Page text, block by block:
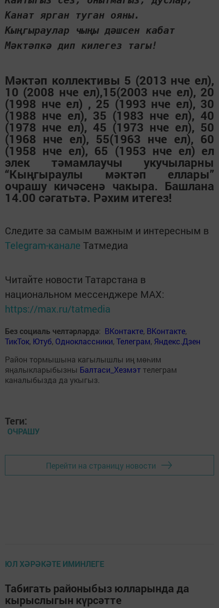
Канат ярган туган ояны.
Кыңгыраулар чыңы дәшсен кабат
Мәктәпкә дип килегез тагы!
Мәктәп коллективы 5 (2013 нче ел),
10 (2008 нче ел),15(2003 нче ел), 20
(1998 нче ел) , 25 (1993 нче ел), 30
(1988 нче ел), 35 (1983 нче ел), 40
(1978 нче ел), 45 (1973 нче ел), 50
(1968 нче ел), 55(1963 нче ел), 60
(1958 нче ел), 65 (1953 нче ел) ел
элек тәмамлаучы укучыларны
“Кыңгыраулы мәктәп еллары”
очрашу кичәсенә чакыра. Башлана
14.00 сәгатьтә. Рәхим итегез!
Следите за самым важным и интересным в
Telegram-канале Татмедиа
Читайте новости Татарстана в
национальном мессенджере MАХ:
https://max.ru/tatmedia
Без социаль челтәрләрдә: ВКонтакте, ВКонтакте,
ТикТок, Ютуб, Одноклассники,Телеграм, Яндекс.Дзен
Район тормышына кагылышлы иң мөһим
яңалыкларыбызны Балтаси_Хезмэт телеграм
каналыбызда да укыгыз.
Теги:
ОЧРАШУ
Перейти на страницу новости
ЮЛ ХӘРӘКӘТЕ ИМИНЛЕГЕ
Табигать районыбыз юлларында да
кырыслыгын күрсәтте